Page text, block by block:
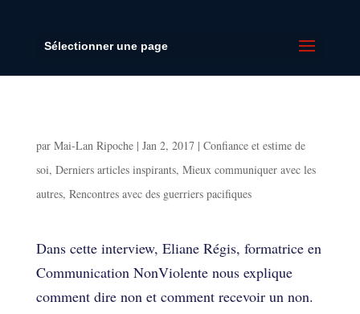
Sélectionner une page
par Mai-Lan Ripoche| Jan 2, 2017| Confiance et estime de
soi, Derniers articles inspirants, Mieux communiquer avec les
autres, Rencontres avec des guerriers pacifiques
Dans cette interview, Eliane Régis, formatrice en
Communication NonViolente nous explique
comment dire non et comment recevoir un non.